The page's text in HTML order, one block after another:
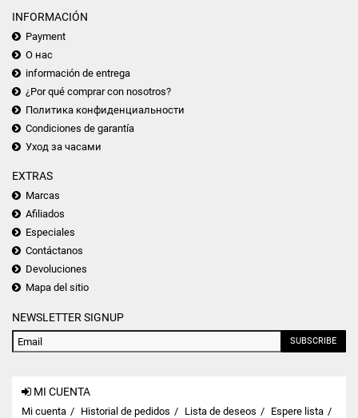
INFORMACIÓN
Payment
О нас
información de entrega
¿Por qué comprar con nosotros?
Политика конфиденциальности
Condiciones de garantía
Уход за часами
EXTRAS
Marcas
Afiliados
Especiales
Contáctanos
Devoluciones
Mapa del sitio
NEWSLETTER SIGNUP
SUBSCRIBE
MI CUENTA
Mi cuenta Historial de pedidos Lista de deseos Espere lista